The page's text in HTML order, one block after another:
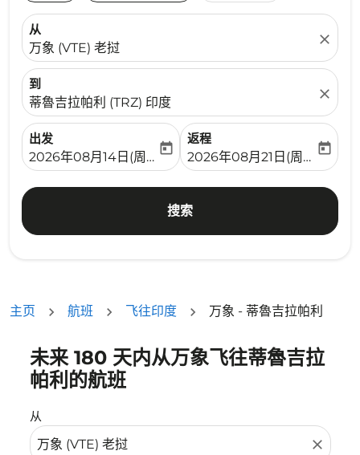
从
万象 (VTE) 老挝
close
到
蒂魯吉拉帕利 (TRZ) 印度
close
出发
fc-booking-departure-date-aria-label
2026年08月14日(周五)
today
返程
fc-booking-return-date-
2026年08月21日(周五)
today
搜索
主页 航班 飞往印度 万象 - 蒂魯吉拉帕利
未来 180 天内从万象飞往蒂魯吉拉
帕利的航班
从
close
没有符合您的筛选条件的机票。请调整您的筛选条件。